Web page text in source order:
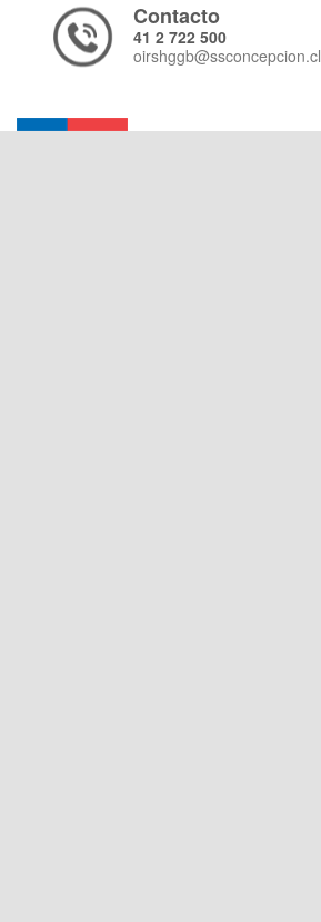
Contacto
41 2 722 500
oirshggb@ssconcepcion.cl